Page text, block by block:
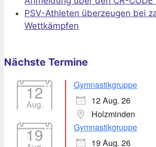
PSV-Athleten überzeugen bei
Wettkämpfen
Nächste Termine
12
Aug.
Gymnastikgruppe
12 Aug. 26
Holzminden
19
Gymnastikgruppe
19 Aug. 26